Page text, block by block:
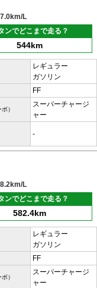
L
ンでどこまで走る？
544km
レギュラー
ガソリン
FF
）
スーパーチャージ
ャー
-
L
ンでどこまで走る？
582.4km
レギュラー
ガソリン
FF
）
スーパーチャージ
ャー